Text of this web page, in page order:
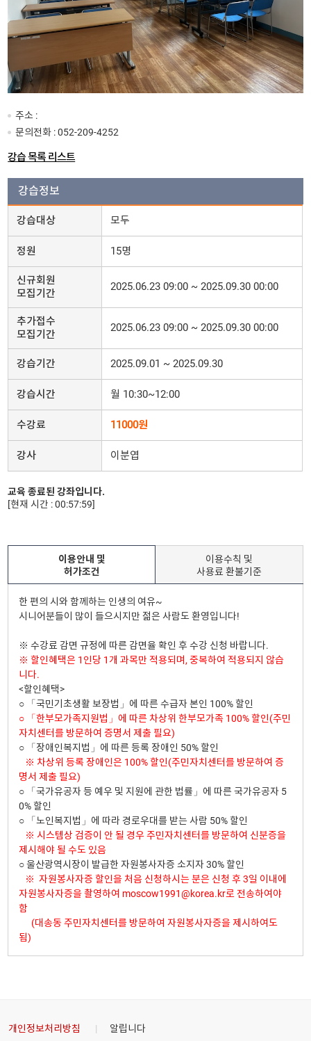
주소 :
문의전화 :052-209-4252
강습 목록 리스트
강습정보
강습대상 모두
정원 15명
신규회원
모집기간
2025.06.23 09:00 ~ 2025.09.30 00:00
추가접수
모집기간
2025.06.23 09:00 ~ 2025.09.30 00:00
강습기간 2025.09.01 ~ 2025.09.30
강습시간 월 10:30~12:00
수강료 11000원
강사 이분엽
교육 종료된 강좌입니다.
[현재 시간 : 00:57:59]
이용안내 및
허가조건
이용수칙 및
사용료 환불기준
한 편의 시와 함께하는 인생의 여유~
시니어분들이 많이 들으시지만 젊은 사람도 환영입니다!
※ 수강료 감면 규정에 따른 감면율 확인 후 수강 신청 바랍니다.
※ 할인혜택은 1인당 1개 과목만 적용되며, 중복하여 적용되지 않습
니다.
<할인혜택>
○ 「국민기초생활 보장법」에 따른 수급자 본인 100% 할인
○ 「한부모가족지원법」에 따른 차상위 한부모가족 100% 할인(주민
자치센터를 방문하여 증명서 제출 필요)
○ 「장애인복지법」에 따른 등록 장애인 50% 할인
※ 차상위 등록 장애인은 100% 할인(주민자치센터를 방문하여 증
명서 제출 필요)
○ 「국가유공자 등 예우 및 지원에 관한 법률」에 따른 국가유공자 5
0% 할인
○ 「노인복지법」에 따라 경로우대를 받는 사람 50% 할인
※ 시스템상 검증이 안 될 경우 주민자치센터를 방문하여 신분증을
제시해야 될 수도 있음
○ 울산광역시장이 발급한 자원봉사자증 소지자 30% 할인
※ 자원봉사자증 할인을 처음 신청하시는 분은 신청 후 3일 이내에
자원봉사자증을 촬영하여 moscow1991@korea.kr로 전송하여야
함
(대송동 주민자치센터를 방문하여 자원봉사자증을 제시하여도
됨)
개인정보처리방침 알립니다